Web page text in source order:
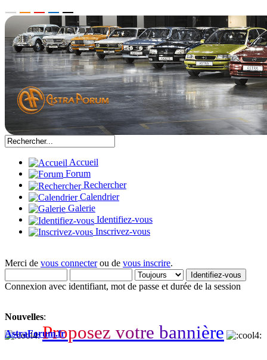
Accueil
Forum
Rechercher
Calendrier
Galerie
Identifiez-vous
Inscrivez-vous
Merci de vous connecterou de vous inscrire.
Connexion avec identifiant, mot de passe et durée de la session
Nouvelles:
Proposez votre bannière
AstraForum.fr